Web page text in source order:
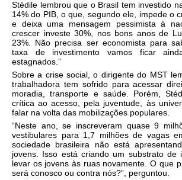
Stédile lembrou que o Brasil tem investido
14% do PIB, o que, segundo ele, impede o
e deixa uma mensagem pessimista à
crescer investe 30%, nos bons anos de
23%. Não precisa ser economista para
taxa de investimento vamos ficar
estagnados.”
Sobre a crise social, o dirigente do MST
trabalhadora tem sofrido para acessar
moradia, transporte e saúde. Porém,
crítica ao acesso, pela juventude, às
falar na volta das mobilizações populares.
“Neste ano, se inscreveram quase 9
vestibulares para 1,7 milhões de vagas
sociedade brasileira não está
jovens. Isso está criando um substrato de
levar os jovens às ruas novamente. O que
será conosco ou contra nós?”, perguntou.